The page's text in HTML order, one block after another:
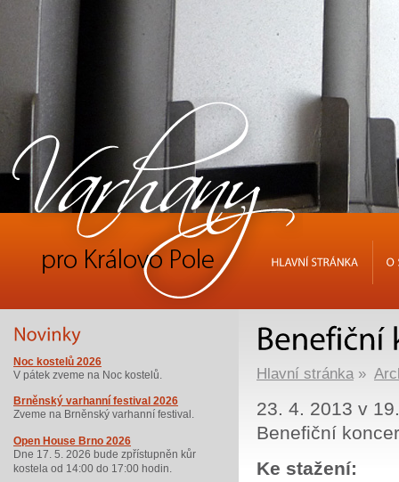
Hlavní stránka»
23. 4. 2013 v
Benefiční
Ke stažení:
Noc kostelů 2026
V pátek zveme na Noc kostelů.
Brněnský varhanní festival 2026
Zveme na Brněnský varhanní festival.
Open House Brno 2026
Dne 17. 5. 2026 bude zpřístupněn kůr
kostela od 14:00 do 17:00 hodin.